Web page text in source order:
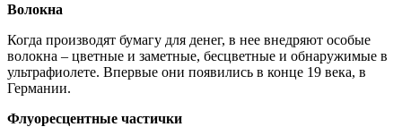
Волокна
Когда производят бумагу для денег, в нее внедряют особые
волокна – цветные и заметные, бесцветные и обнаружимые в
ультрафиолете. Впервые они появились в конце 19 века, в
Германии.
Флуоресцентные частички